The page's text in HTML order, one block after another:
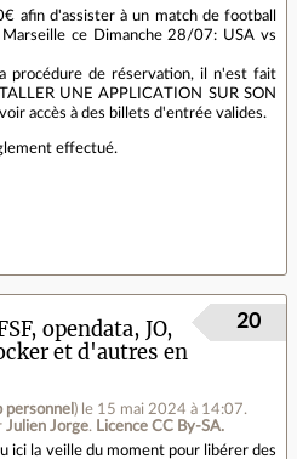
afin d'assister à un match de football
ce Dimanche 28/07: USA vs
procédure de réservation, il n'est fait
UNE APPLICATION SUR SON
accès à des billets d'entrée valides.
effectué.
opendata, JO,
et d'autres en
personnel ) le 15 mai 2024 à 14:07.
Julien Jorge. Licence CC By‑SA.
20
ici la veille du moment pour libérer des